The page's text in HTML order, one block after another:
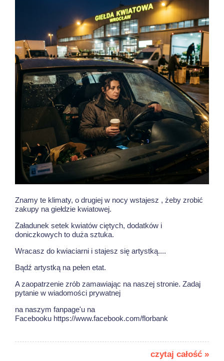
Znamy te klimaty, o drugiej w nocy wstajesz , żeby zrobić
zakupy na giełdzie kwiatowej.
Załadunek setek kwiatów ciętych, dodatków i
doniczkowych to duża sztuka.
Wracasz do kwiaciarni i stajesz się artystką....
Bądź artystką na pełen etat.
A zaopatrzenie zrób zamawiając na naszej stronie. Zadaj
pytanie w wiadomości prywatnej
na naszym fanpage'u na
Facebooku https://www.facebook.com/florbank
czytaj całość »